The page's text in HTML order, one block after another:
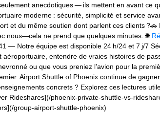
anecdotiques — ils mettent en avant ce
moderne : sécurité, simplicité et service
et du même soutien dont parlent ces clients ?🚗
nous—cela ne prend que quelques minutes. 🌐
— Notre équipe est disponible 24 h/24 et 7 j/7
entendre de vraies histoires de
ou que vous preniez l'avion pour la
Airport Shuttle of Phoenix continue de
concrets ? Explorez ces lectures
Rideshares](/phoenix-private-shuttle-vs-
group-airport-shuttle-phoenix)